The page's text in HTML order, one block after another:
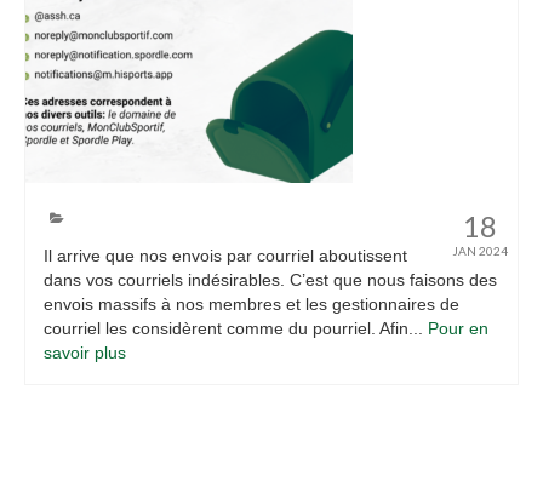
18
JAN 2024
Il arrive que nos envois par courriel aboutissent
dans vos courriels indésirables. C’est que nous faisons des
envois massifs à nos membres et les gestionnaires de
courriel les considèrent comme du pourriel. Afin... Pour en
savoir plus